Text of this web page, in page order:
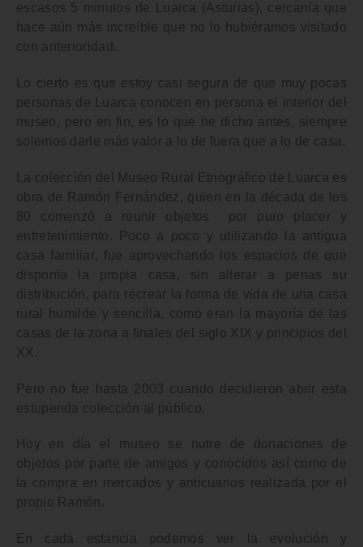
escasos 5 minutos de
Luarca (Asturias), cercanía que
hace aún más increíble que no lo hubiéramos visitado
con anterioridad.
Lo cierto es que estoy casi segura de que muy pocas
personas de Luarca conocen en persona el interior del
museo, pero en fin, es lo que he dicho antes, siempre
solemos darle más valor a lo de fuera que a lo de casa.
La colección del Museo Rural Etnográfico de Luarca es
obra de Ramón Fernández , quien en la década de los
80 comenzó a reunir objetos por puro placer y
entretenimiento . Poco a poco y utilizando la antigua
casa familiar, fue aprovechando los espacios de que
disponía la propia casa, sin alterar a penas su
distribución, para recrear la forma de vida de una casa
rural humilde y sencilla , como eran la mayoría de las
casas de la zona a finales del siglo XIX y principios del
XX.
Pero no fue hasta 2003 cuando decidieron abrir esta
estupenda colección al público.
Hoy en día el museo se nutre de donaciones de
objetos por parte de amigos y conocidos así como de
la compra en mercados y anticuarios realizada por el
propio Ramón.
En cada estancia podemos ver la evolución y